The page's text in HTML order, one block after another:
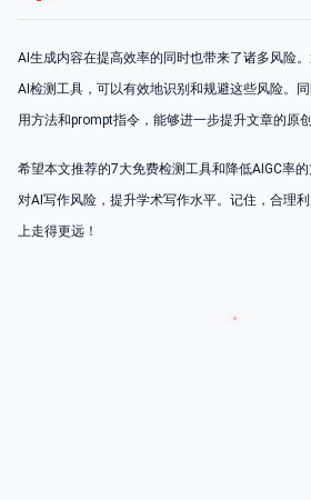
AI生成内容在提高效率的同时也带来了诸多风险
AI检测工具，可以有效地识别和规避这些风险。
用方法和prompt指令，能够进一步提升文章的原
希望本文推荐的7大免费检测工具和降低AIGC率
对AI写作风险，提升学术写作水平。记住，合理
上走得更远！